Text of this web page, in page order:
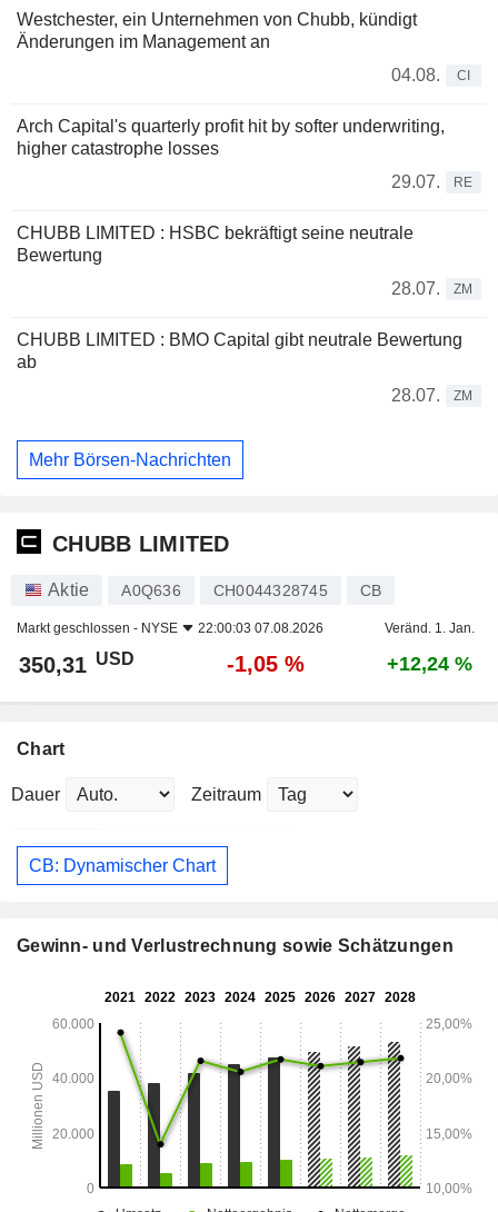
Westchester, ein Unternehmen von Chubb, kündigt
Änderungen im Management an
04.08.
CI
Arch Capital's quarterly profit hit by softer underwriting,
higher catastrophe losses
29.07.
RE
CHUBB LIMITED : HSBC bekräftigt seine neutrale
Bewertung
28.07.
ZM
CHUBB LIMITED : BMO Capital gibt neutrale Bewertung
ab
28.07.
ZM
Mehr Börsen-Nachrichten
CHUBB LIMITED
Aktie A0Q636 CH0044328745 CB
Markt geschlossen - NYSE 22:00:03 07.08.2026 Veränd. 1. Jan.
350,31 USD -1,05 % +12,24 %
Chart
Dauer Zeitraum
CB: Dynamischer Chart
Gewinn- und Verlustrechnung sowie Schätzungen